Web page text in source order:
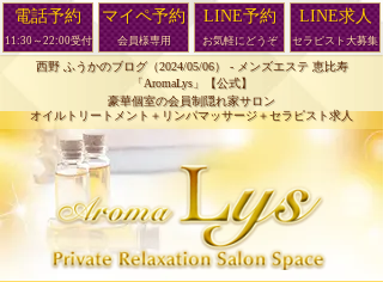
西野 ふうかのブログ（2024/05/06） - メンズエステ 恵比寿
「AromaLys」【公式】
豪華個室の会員制隠れ家サロン
オイルトリートメント＋リンパマッサージ＋セラピスト求人
電話予約
11:30～22:00受付
マイペ予約
会員様専用
LINE予約
お気軽にどうぞ
LINE求人
セラピスト大募集